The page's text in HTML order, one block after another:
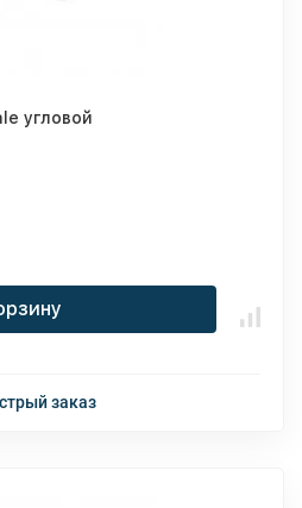
угловой
заказ